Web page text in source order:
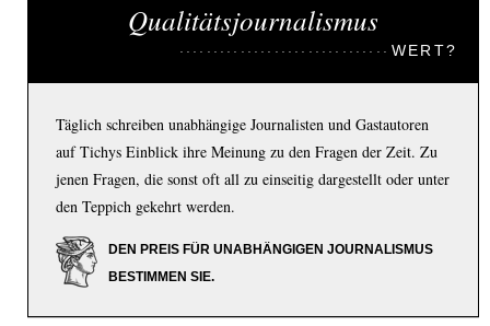
Qualitätsjournalismus
WERT?
Täglich schreiben unabhängige Journalisten und Gastautoren
auf Tichys Einblick ihre Meinung zu den Fragen der Zeit. Zu
jenen Fragen, die sonst oft all zu einseitig dargestellt oder unter
den Teppich gekehrt werden.
DEN PREIS FÜR UNABHÄNGIGEN JOURNALISMUS
BESTIMMEN SIE.